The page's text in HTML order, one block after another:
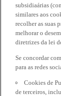
subsidiaárias
similares aos
recolher as suas
melhorar o
diretrizes da lei
Se concordar
para as redes
Cookies de
de terceiros,